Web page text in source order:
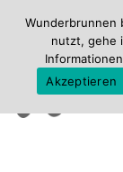
Wunderbrunnen
nutzt, gehe
Akzeptieren